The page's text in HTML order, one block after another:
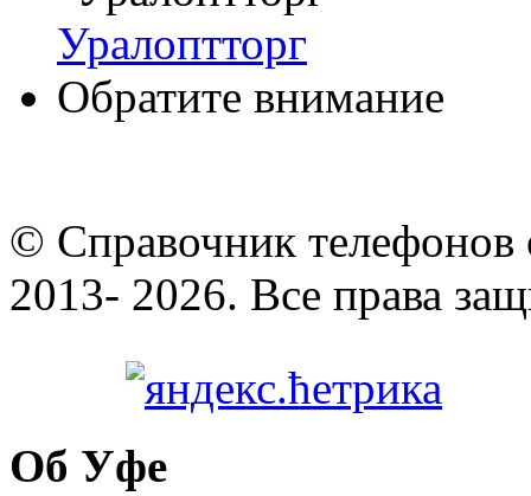
Уралоптторг
Обратите внимание
© Cправочник телефонов
2013- 2026. Все права
Об Уфе